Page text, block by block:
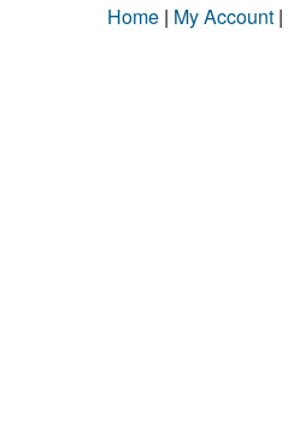
Home | My Account |